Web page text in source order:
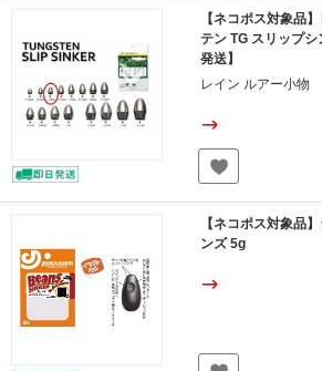
【ネコポス対象品
テン TG スリップ
発送】
レイン ルアー小物
【ネコポス対象品
ンズ 5g